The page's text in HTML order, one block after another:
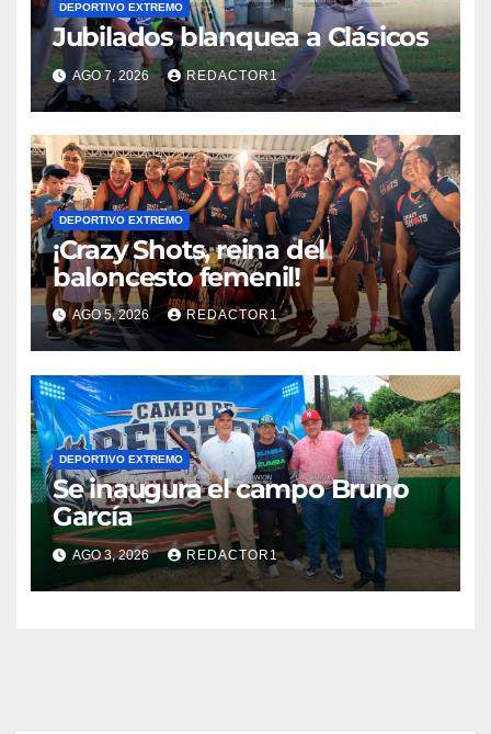
DEPORTIVO EXTREMO
Jubilados blanquea a Clásicos
AGO 7, 2026 REDACTOR1
DEPORTIVO EXTREMO
¡Crazy Shots, reina del
baloncesto femenil!
AGO 5, 2026 REDACTOR1
DEPORTIVO EXTREMO
Se inaugura el campo Bruno
García
AGO 3, 2026 REDACTOR1